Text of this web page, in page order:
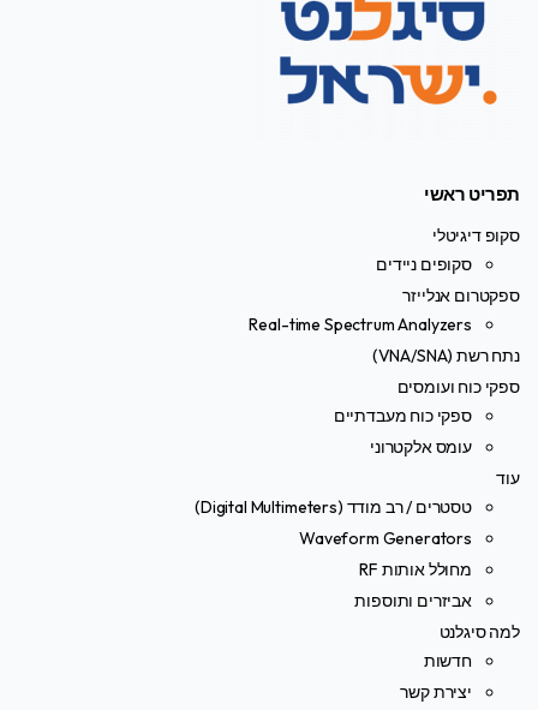
תפריט ראשי
סקופ דיגיטלי
סקופים ניידים
ספקטרום אנלייזר
Real-time Spectrum Analyzers
נתח רשת (VNA/SNA)
ספקי כוח ועומסים
ספקי כוח מעבדתיים
עומס אלקטרוני
עוד
טסטרים / רב מודד (Digital Multimeters)
Waveform Generators
מחולל אותות RF
אביזרים ותוספות
למה סיגלנט
חדשות
יצירת קשר